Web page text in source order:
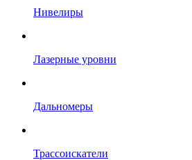
Нивелиры
Лазерные уровни
Дальномеры
Трассоискатели